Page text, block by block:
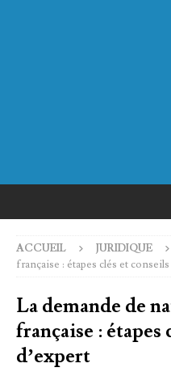
ACCUEIL JURIDIQUE
française : étapes clés et
La demande de
française : étapes
d’expert